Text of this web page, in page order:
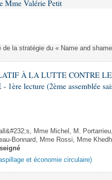
Mme Valérie Petit
la stratégie du « Name and
À LA LUTTE CONTRE
lecture (2ème assemblée
Mme Michel, M.
Bonnard, Mme Rossi, Mme
et économie circulaire)